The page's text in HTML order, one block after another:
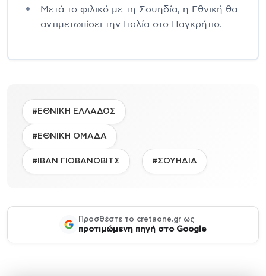
Μετά το φιλικό με τη Σουηδία, η Εθνική θα
αντιμετωπίσει την Ιταλία στο Παγκρήτιο.
#ΕΘΝΙΚΗ ΕΛΛΑΔΟΣ
#ΕΘΝΙΚΗ ΟΜΑΔΑ
#ΙΒΑΝ ΓΙΟΒΑΝΟΒΙΤΣ #ΣΟΥΗΔΙΑ
Προσθέστε το cretaone.gr ως
προτιμώμενη πηγή στο Google